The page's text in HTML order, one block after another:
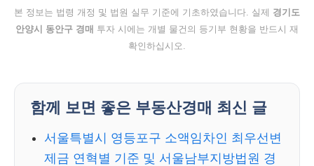
본 정보는 법령 개정 및 법원 실무 기준에 기초하였습니다. 실제 경기도
안양시 동안구 경매 투자 시에는 개별 물건의 등기부 현황을 반드시 재
확인하십시오.
함께 보면 좋은 부동산경매 최신 글
서울특별시 영등포구 소액임차인 최우선변
제금 연혁별 기준 및 서울남부지방법원 경